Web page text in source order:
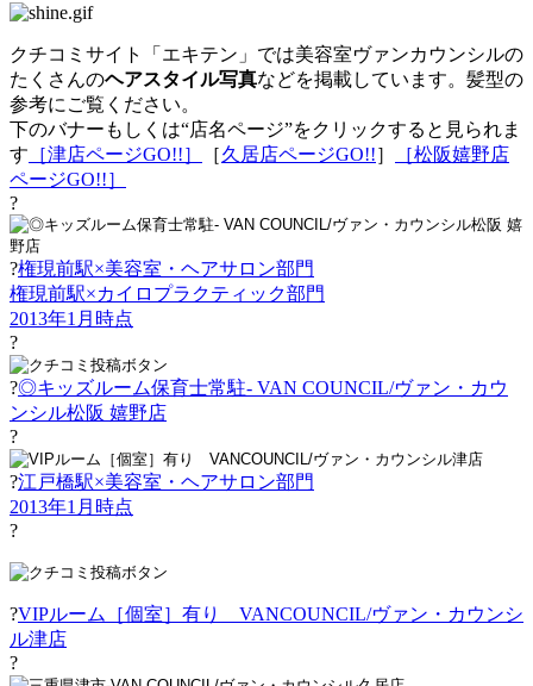
クチコミサイト「エキテン」では美容室ヴァンカウンシルの
たくさんのヘアスタイル写真などを掲載しています。髪型の
参考にご覧ください。
下のバナーもしくは“店名ページ”をクリックすると見られま
す ［津店ページGO!!］ ［久居店ページGO!!］
［松阪嬉野店
ページGO!!］
?
?権現前駅×美容室・ヘアサロン部門
権現前駅×カイロプラクティック部門
2013年1月時点
?
?◎キッズルーム保育士常駐- VAN COUNCIL/ヴァン・カウ
ンシル松阪 嬉野店
?
?江戸橋駅×美容室・ヘアサロン部門
2013年1月時点
?
?VIPルーム［個室］有り VANCOUNCIL/ヴァン・カウンシ
ル津店
?